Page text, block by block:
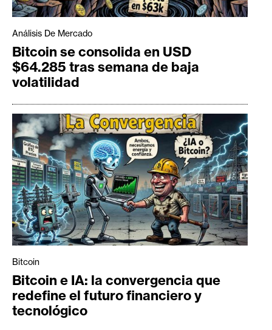
Análisis De Mercado
Bitcoin se consolida en USD
$64.285 tras semana de baja
volatilidad
Bitcoin
Bitcoin e IA: la convergencia que
redefine el futuro financiero y
tecnológico